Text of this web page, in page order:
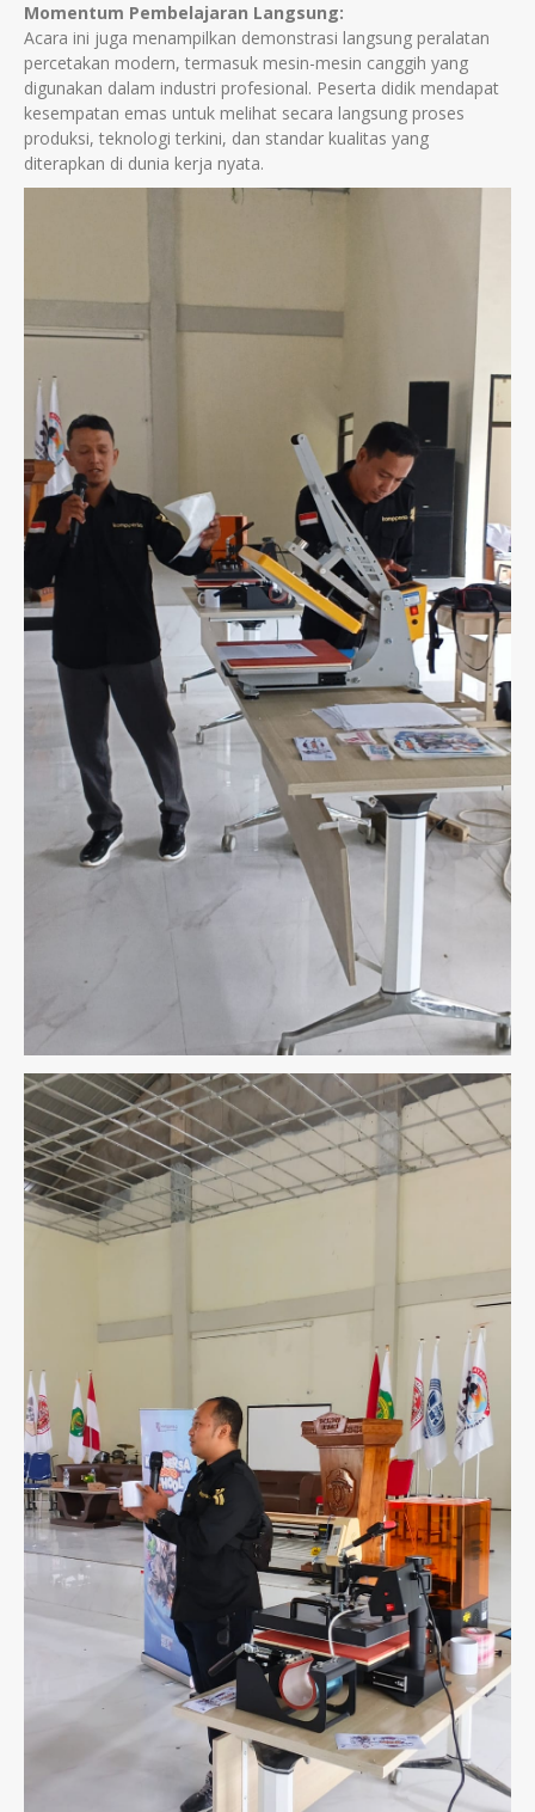
Momentum Pembelajaran Langsung:
Acara ini juga menampilkan demonstrasi langsung peralatan
percetakan modern, termasuk mesin-mesin canggih yang
digunakan dalam industri profesional. Peserta didik mendapat
kesempatan emas untuk melihat secara langsung proses
produksi, teknologi terkini, dan standar kualitas yang
diterapkan di dunia kerja nyata.